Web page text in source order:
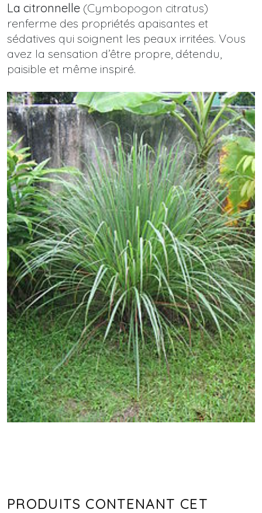
La citronnelle (Cymbopogon citratus)
renferme des propriétés apaisantes et
sédatives qui soignent les peaux irritées. Vous
avez la sensation d’être propre, détendu,
paisible et même inspiré.
PRODUITS CONTENANT CET